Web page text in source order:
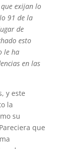
exijan lo
91 de la
de
esto
le ha
en las
y este
la
su
que